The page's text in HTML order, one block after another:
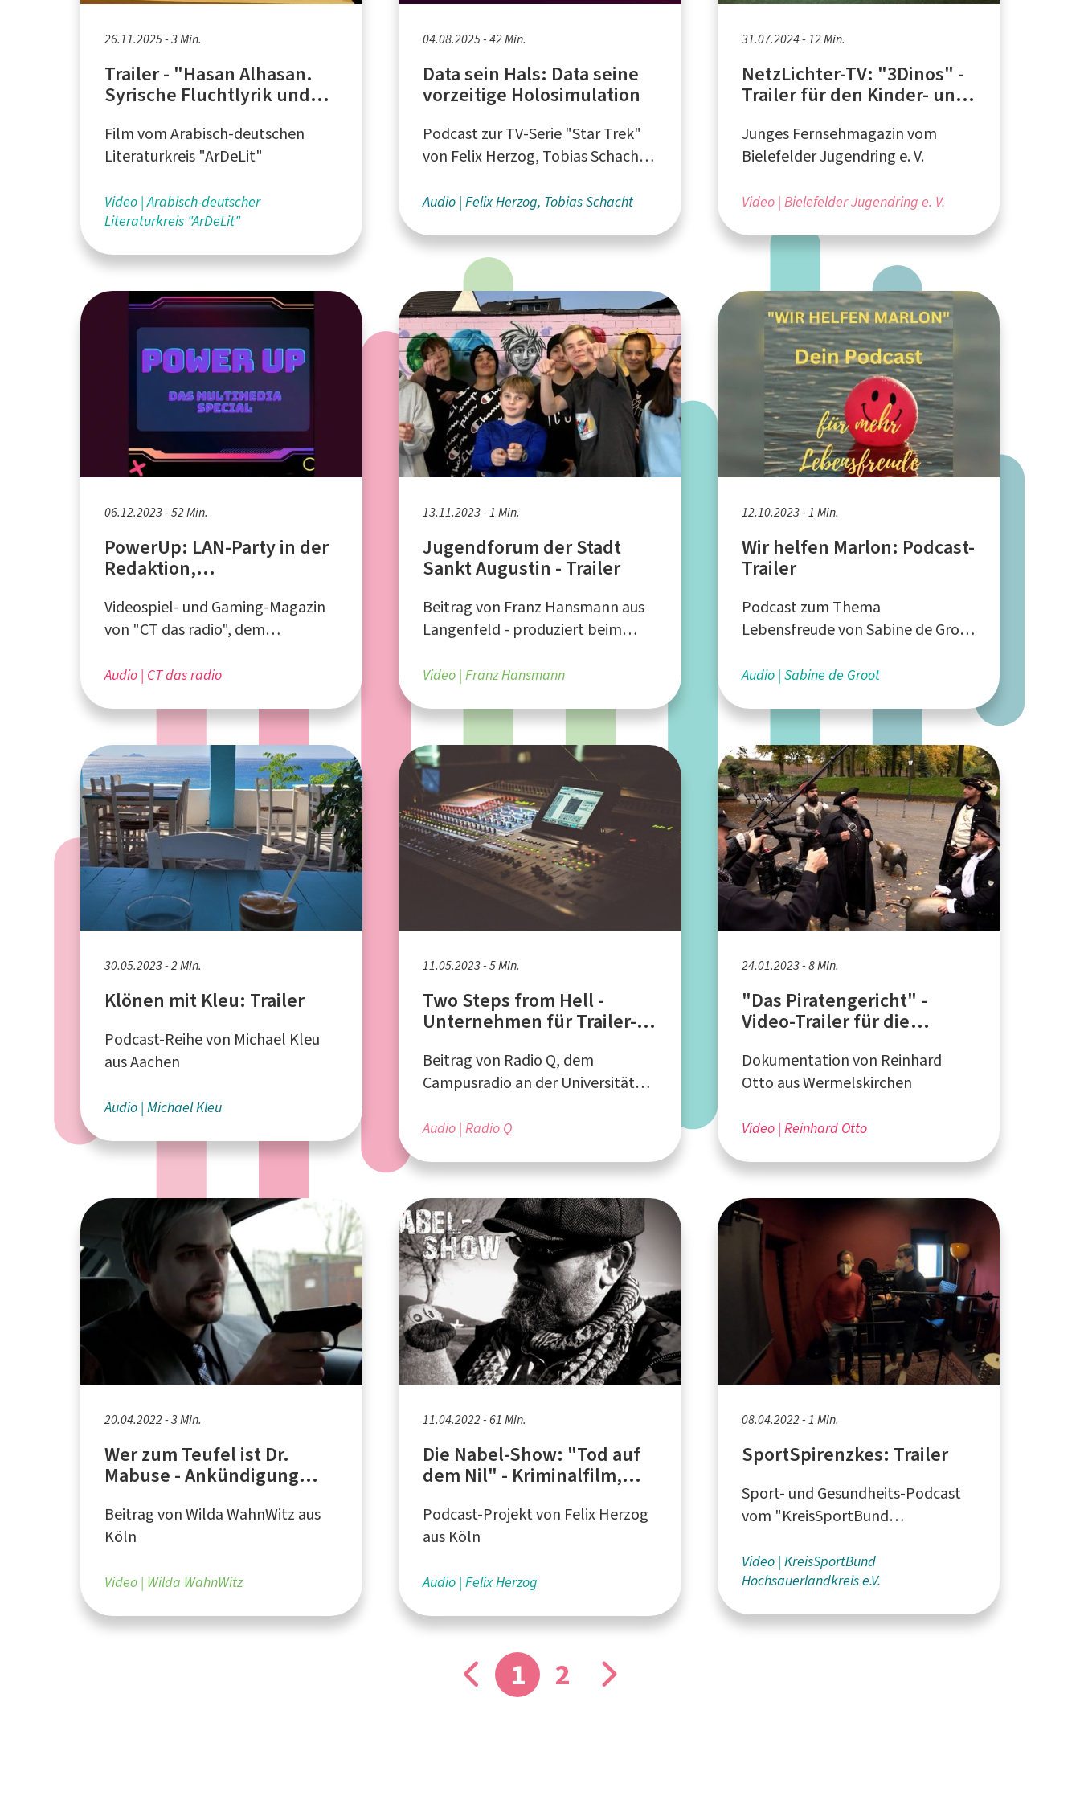
26.11.2025 - 3 Min.
Trailer - "Hasan Alhasan.
Syrische Fluchtlyrik und
Übersetzung und
Rezitation."
Film vom Arabisch-deutschen
Literaturkreis "ArDeLit"
Video Arabisch-deutscher
Literaturkreis "ArDeLit"
04.08.2025 - 42 Min.
Data sein Hals: Data seine
vorzeitige Holosimulation
Podcast zur TV-Serie "Star Trek"
von Felix Herzog, Tobias Schacht
Audio Felix Herzog, Tobias Schacht
31.07.2024 - 12 Min.
NetzLichter-TV: "3Dinos" -
Trailer für den Kinder- und
2024
Junges Fernsehmagazin vom
Bielefelder Jugendring e. V.
Video Bielefelder Jugendring e. V.
06.12.2023 - 52 Min.
PowerUp: LAN-Party in der
Redaktion,
Dance", GTA und "Fortnite"
Videospiel- und Gaming-Magazin
von "CT das radio", dem
Universität Bochum
Audio CT das radio
13.11.2023 - 1 Min.
Jugendforum der Stadt
Sankt Augustin - Trailer
Beitrag von Franz Hansmann aus
Langenfeld - produziert beim
Augustin
Video Franz Hansmann
12.10.2023 - 1 Min.
Wir helfen Marlon: Podcast-
Trailer
Podcast zum Thema
Lebensfreude von Sabine de Groot
Audio Sabine de Groot
30.05.2023 - 2 Min.
Klönen mit Kleu: Trailer
Podcast-Reihe von Michael Kleu
aus Aachen
Audio Michael Kleu
11.05.2023 - 5 Min.
Two Steps from Hell -
Unternehmen für Trailer-
Beitrag von Radio Q, dem
Campusradio an der Universität
Audio Radio Q
24.01.2023 - 8 Min.
"Das Piratengericht" -
Video-Trailer für die
"punch'n'judy"
Dokumentation von Reinhard
Otto aus Wermelskirchen
Video Reinhard Otto
20.04.2022 - 3 Min.
Wer zum Teufel ist Dr.
Mabuse - Ankündigung
Beitrag von Wilda WahnWitz aus
Köln
Video Wilda WahnWitz
11.04.2022 - 61 Min.
Die Nabel-Show: "Tod auf
dem Nil" - Kriminalfilm,
Podcast-Projekt von Felix Herzog
aus Köln
Audio Felix Herzog
08.04.2022 - 1 Min.
SportSpirenzkes: Trailer
Sport- und Gesundheits-Podcast
vom "KreisSportBund
Bestwig
Video KreisSportBund
Hochsauerlandkreis e.V.
1 2